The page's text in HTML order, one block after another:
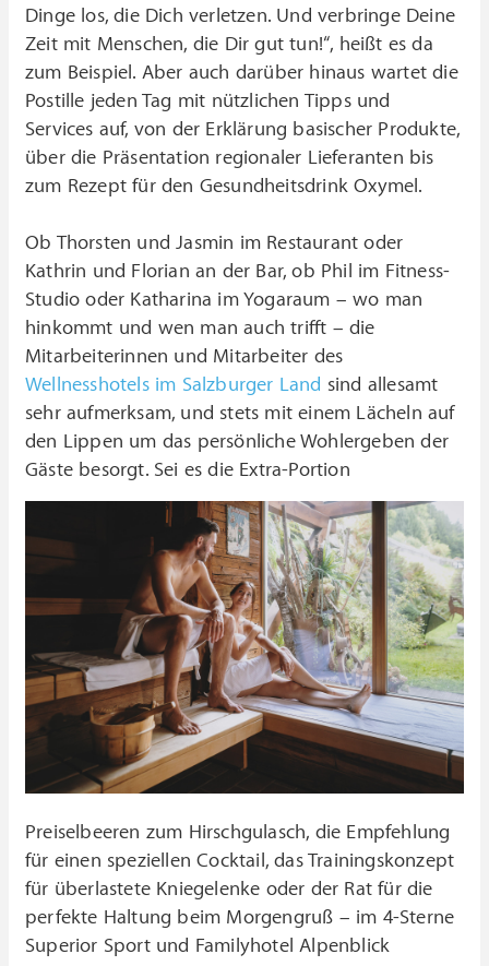
Dinge los, die Dich verletzen. Und verbringe Deine
Zeit mit Menschen, die Dir gut tun!“, heißt es da
zum Beispiel. Aber auch darüber hinaus wartet die
Postille jeden Tag mit nützlichen Tipps und
Services auf, von der Erklärung basischer Produkte,
über die Präsentation regionaler Lieferanten bis
zum Rezept für den Gesundheitsdrink Oxymel.
Ob Thorsten und Jasmin im Restaurant oder
Kathrin und Florian an der Bar, ob Phil im Fitness-
Studio oder Katharina im Yogaraum – wo man
hinkommt und wen man auch trifft – die
Mitarbeiterinnen und Mitarbeiter des
Wellnesshotels im Salzburger Land sind allesamt
sehr aufmerksam, und stets mit einem Lächeln auf
den Lippen um das persönliche Wohlergeben der
Gäste besorgt. Sei es die Extra-Portion
Preiselbeeren zum Hirschgulasch, die Empfehlung
für einen speziellen Cocktail, das Trainingskonzept
für überlastete Kniegelenke oder der Rat für die
perfekte Haltung beim Morgengruß – im 4-Sterne
Superior Sport und Familyhotel Alpenblick